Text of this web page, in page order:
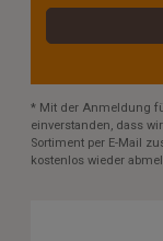
* Mit der Anmeldung
einverstanden, dass
Sortiment per E-Mail
kostenlos wieder